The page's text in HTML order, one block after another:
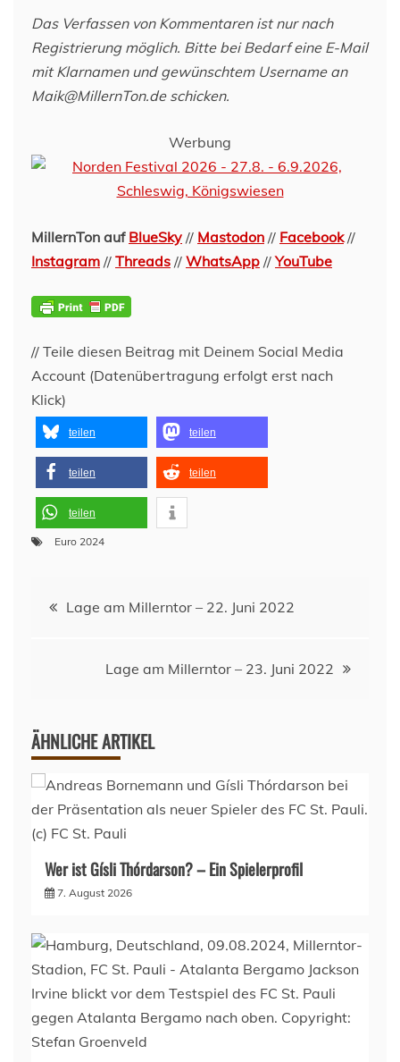
Das Verfassen von Kommentaren ist nur nach
Registrierung möglich. Bitte bei Bedarf eine E-Mail
mit Klarnamen und gewünschtem Username an
Maik@MillernTon.de schicken.
Werbung
MillernTon auf BlueSky // Mastodon // Facebook//
Instagram // Threads // WhatsApp //YouTube
// Teile diesen Beitrag mit Deinem Social Media
Account (Datenübertragung erfolgt erst nach
Klick)
teilen teilen
teilen teilen
teilen
Euro 2024
Beitragsnavigation
Lage am Millerntor – 22. Juni 2022
Lage am Millerntor – 23. Juni 2022
ÄHNLICHE ARTIKEL
Wer ist Gísli Thórdarson? – Ein Spielerprofil
7. August 2026